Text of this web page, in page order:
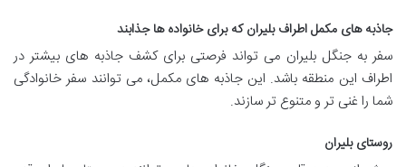
جاذبه های مکمل اطراف بلیران که برای خانواده ها جذابند
سفر به جنگل بلیران می تواند فرصتی برای کشف جاذبه های بیشتر در
اطراف این منطقه باشد. این جاذبه های مکمل، می توانند سفر خانوادگی
شما را غنی تر و متنوع تر سازند.
روستای بلیران